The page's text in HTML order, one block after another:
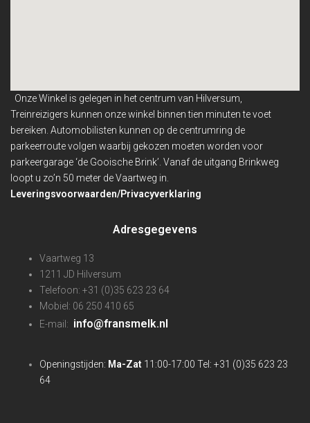
Onze Winkel is gelegen in het centrum van Hilversum,
Treinreizigers kunnen onze winkel binnentien minuten te voet
bereiken. Automobilisten kunnen op de centrumring de
parkeerroute volgen waarbij gekozen moeten worden voor
parkeergarage ‘de Gooische Brink’. Vanaf de uitgang Brinkweg
loopt u zo’n 50 meter de Vaartweg in.
Leveringsvoorwaarden/Privacyverklaring
Adresgegevens
Vaartweg 13
1211 JD Hilversum
Telefoon: +31 (0)35 623 23 64
Mobiel: 06 250 410 65
E-mail: info@fransmelk.nl
Openingstijden: Ma-Zat 11:00-17:00 Tel: +31 (0)35 623 23
64